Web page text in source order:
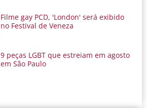
Filme gay PCD, 'London' será exibido
no Festival de Veneza
9 peças LGBT que estreiam em agosto
em São Paulo